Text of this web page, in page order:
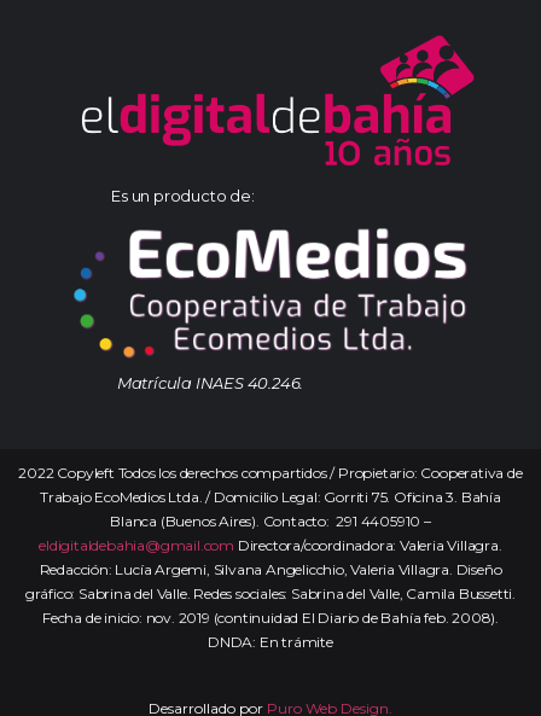
Es un producto de:
Matrícula INAES 40.246.
2022 Copyleft Todos los derechos compartidos / Propietario: Cooperativa de
Trabajo EcoMedios Ltda. / Domicilio Legal: Gorriti 75. Oficina 3. Bahía
Blanca (Buenos Aires). Contacto: 291 4405910 –
eldigitaldebahia@gmail.com Directora/coordinadora: Valeria Villagra.
Redacción: Lucía Argemi, Silvana Angelicchio, Valeria Villagra. Diseño
gráfico: Sabrina del Valle. Redes sociales: Sabrina del Valle, Camila Bussetti.
Fecha de inicio: nov. 2019 (continuidad El Diario de Bahía feb. 2008).
DNDA: En trámite
Desarrollado por Puro Web Design.